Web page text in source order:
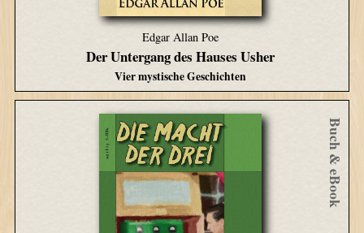
Edgar Allan Poe
Der Untergang des Hauses Usher
Vier mystische Geschichten
Buch & eBook